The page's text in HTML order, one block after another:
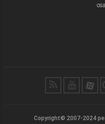
Copyright© 2007-2024